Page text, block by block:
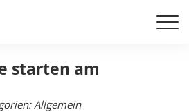
starten am
Allgemein